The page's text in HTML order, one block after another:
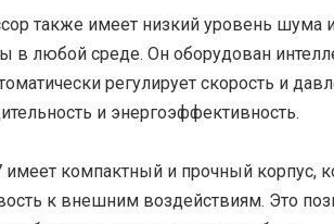
также имеет низкий уровень шума
в любой среде. Он оборудован
регулирует скорость и
и энергоэффективность.
имеет компактный и прочный корпус,
к внешним воздействиям. Это